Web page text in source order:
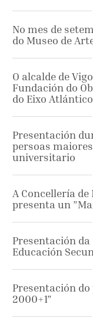
No mes de
do Museo de
O alcalde de
Fundación do
do Eixo Atlántico
Presentación
persoas
universitario
A Concellería
presenta un
Presentación da
Educación
Presentación
2000+1”